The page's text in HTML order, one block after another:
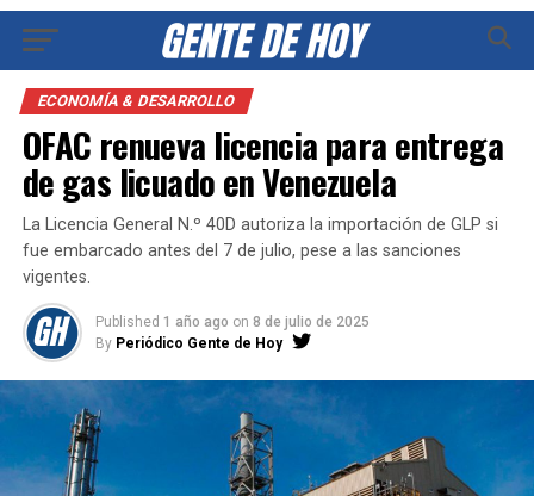
ECONOMÍA & DESARROLLO
OFAC renueva licencia para entrega
de gas licuado en Venezuela
La Licencia General N.º 40D autoriza la importación de GLP si
fue embarcado antes del 7 de julio, pese a las sanciones
vigentes.
Published 1 año ago on 8 de julio de 2025
By Periódico Gente de Hoy